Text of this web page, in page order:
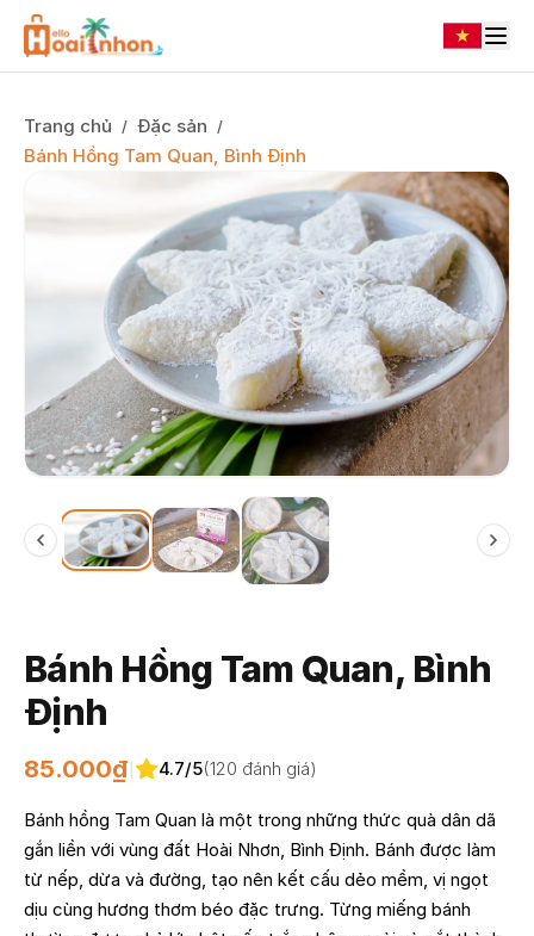
Trang chủ / Đặc sản /
Bánh Hồng Tam Quan, Bình Định
Bánh Hồng Tam Quan, Bình
Định
85.000₫ 4.7/5(120 đánh giá)
Bánh hồng Tam Quan là một trong những thức quà dân dã
gắn liền với vùng đất Hoài Nhơn, Bình Định. Bánh được làm
từ nếp, dừa và đường, tạo nên kết cấu dẻo mềm, vị ngọt
dịu cùng hương thơm béo đặc trưng. Từng miếng bánh